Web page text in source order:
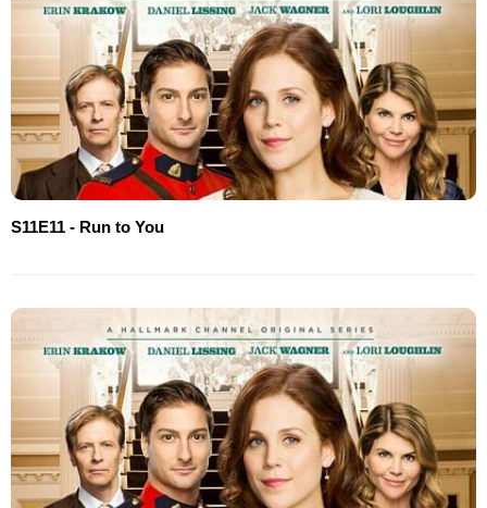
S11E11 - Run to You